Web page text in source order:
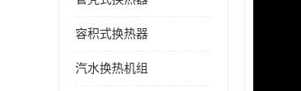
容积式换热器
汽水换热机组